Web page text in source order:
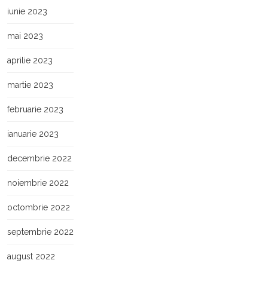
iunie 2023
mai 2023
aprilie 2023
martie 2023
februarie 2023
ianuarie 2023
decembrie 2022
noiembrie 2022
octombrie 2022
septembrie 2022
august 2022